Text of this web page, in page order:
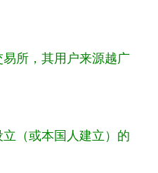
所，其用户来源越广
（或本国人建立）的